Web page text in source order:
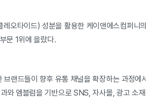
오타이드) 성분을 활용한 케이앤에스컴퍼니
문 1위에 올랐다.
랜드들이 향후 유통 채널을 확장하는 과정에
와 엠블럼을 기반으로 SNS, 자사몰, 광고 소